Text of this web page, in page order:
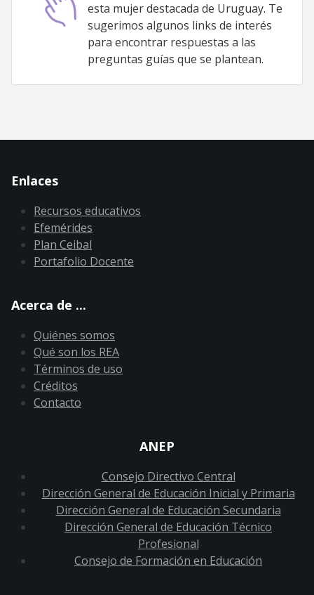
esta mujer destacada de Uruguay. Te
sugerimos algunos links de interés
para encontrar respuestas a las
preguntas guías que se plantean.
Enlaces
Recursos educativos
Efemérides
Plan Ceibal
Portafolio Docente
Acerca de ...
Quiénes somos
Qué son los REA
Términos de uso
Créditos
Contacto
ANEP
Consejo Directivo Central
Dirección General de Educación Inicial y Primaria
Dirección General de Educación Secundaria
Dirección General de Educación Técnico
Profesional
Consejo de Formación en Educación